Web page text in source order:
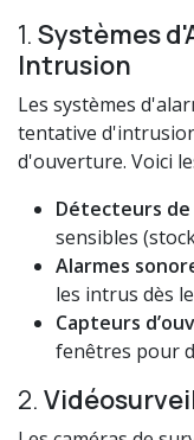
1. Systèmes
Intrusion
Les systèmes
tentative
d'ouverture. Voici
Détecteurs
sensibles
Alarmes
les intrus dès
Capteurs
fenêtres pour
2.